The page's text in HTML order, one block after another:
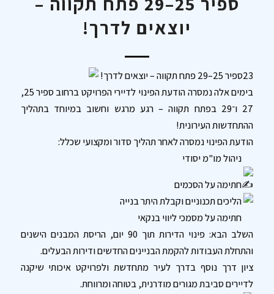
יוצאים לדרך!
23ספיר 25–29 פתח תקווה – יוצאים לדרך!
בימים אלה נמסרה הודעת הפינוי לדיירי הפרויקט ברחוב ספיר 25,
27 ו־29 בפתח תקווה – רגע מרגש וחשוב במיוחד בתהליך
ההתחדשות העירונית!
הודעת הפינוי נמסרה לאחר תהליך סדור ומקצועי שכלל:
ניהול מו"מ יסודי
חתימה על הסכמים
הליכים תכנוניים וקבלת היתר בנייה
חתימה על מסמכי ליווי בנקאי
השלב הבא: פינוי הדירות תוך 90 יום, הריסת המבנים הישנים
והתחלת העבודות להקמת הבניינים החדשים ודירות הבעלים.
ציון דרך נוסף בדרך לעיר מתחדשת ולפרויקט איכותי שיקנה
לדיירים סביבת מגורים מודרנית, בטוחה ומרווחת.